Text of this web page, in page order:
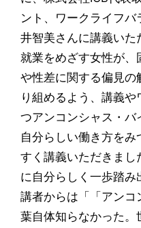
ント、ワークライフ
井智美さんに講義い
就業をめざす女性が
や性差に関する偏見の
り組めるよう、講義
つアンコンシャス・
自分らしい働き方を
すく講義いただきまし
に自分らしく一歩踏
講者からは「「アン
葉自体知らなかった